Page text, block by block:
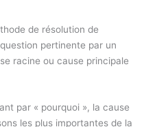
de résolution de
pertinente par un
racine ou cause principale
par « pourquoi », la cause
les plus importantes de la